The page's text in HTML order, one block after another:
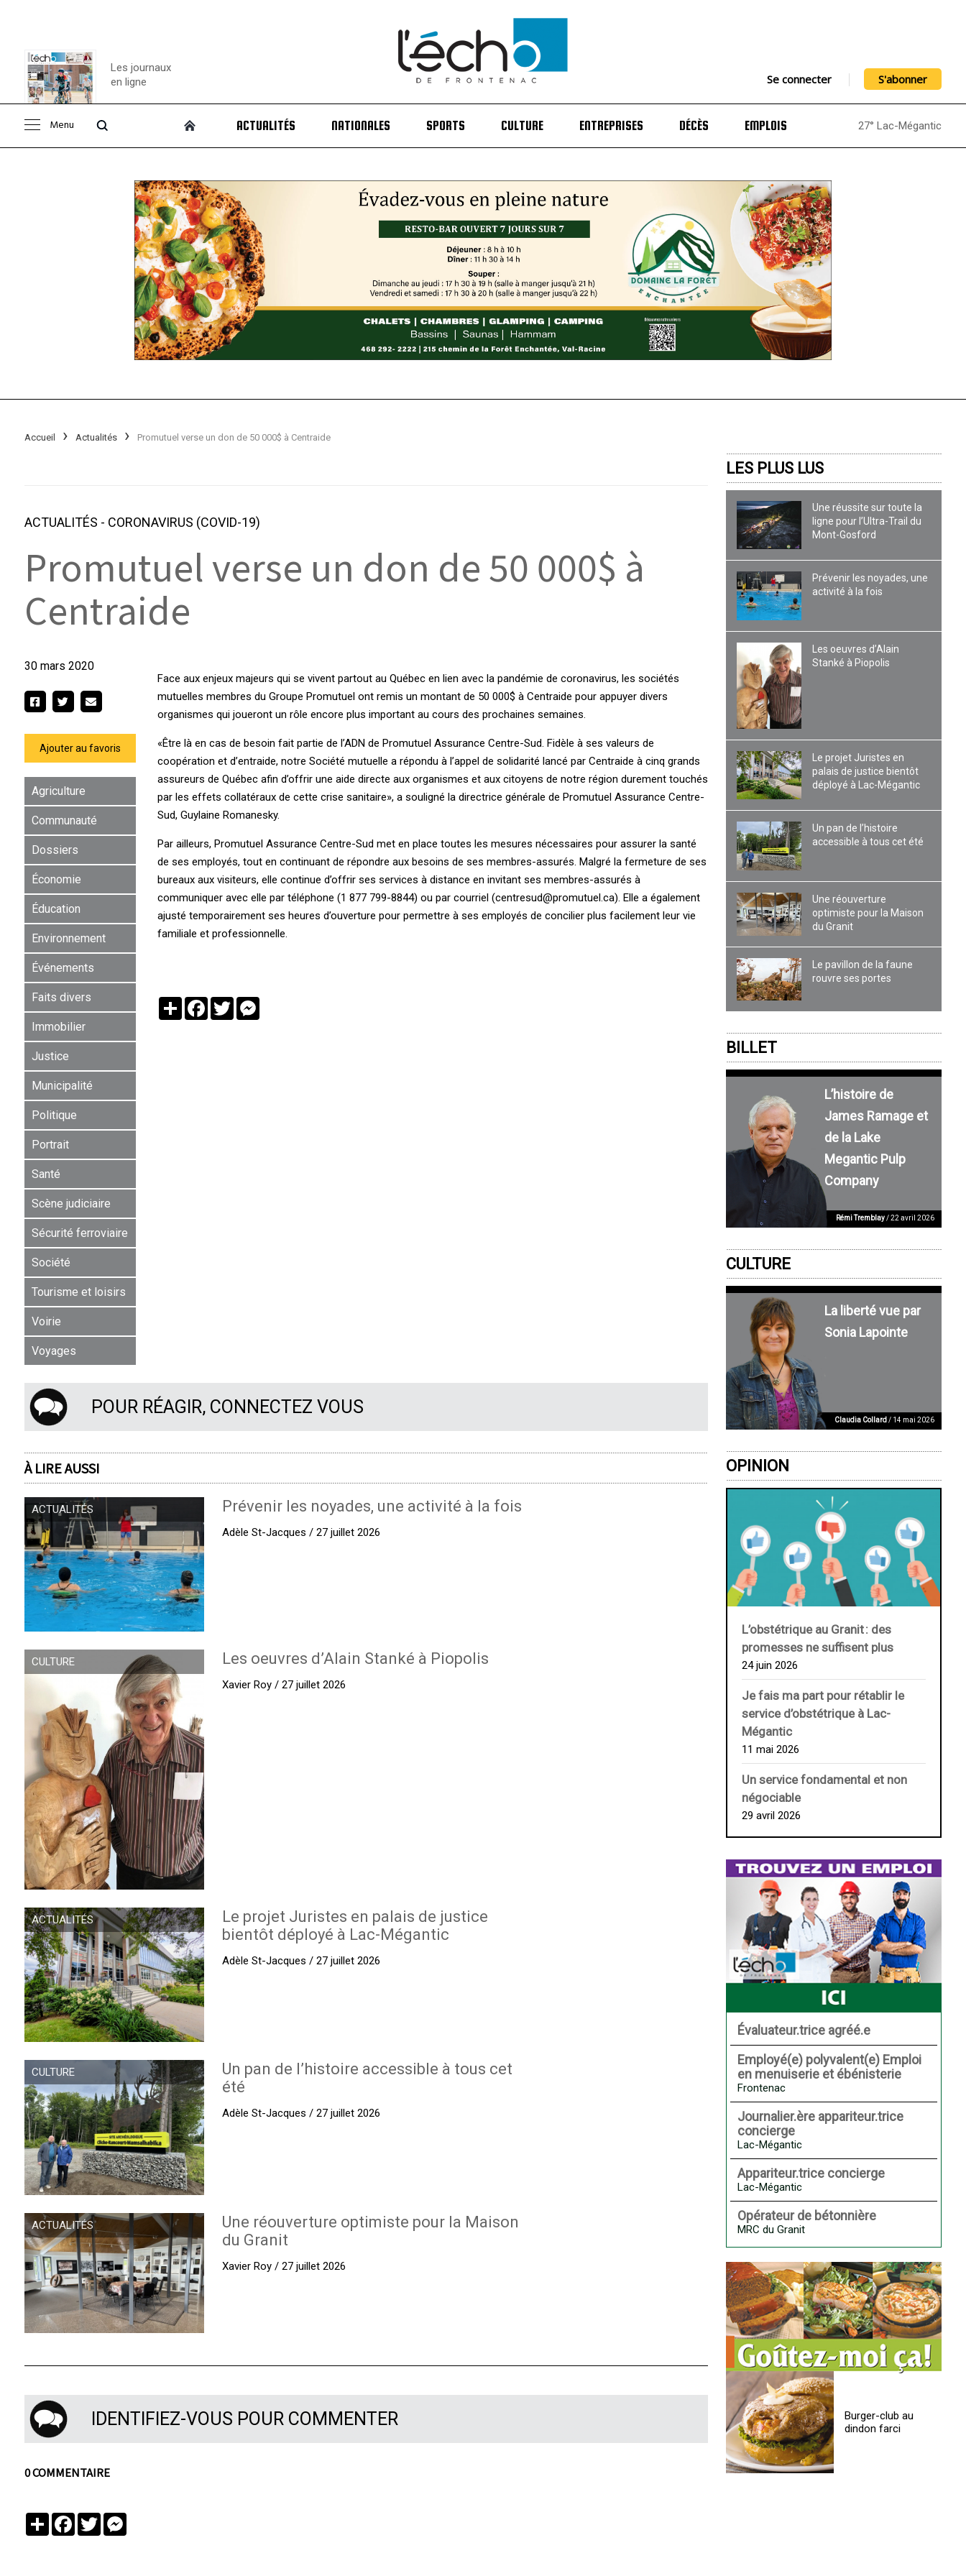
Consulter le
Les journaux
en ligne
Se connecter S'abonner
Menu ACTUALITÉS NATIONALES SPORTS CULTURE ENTREPRISES DÉCÈS EMPLOIS 27° Lac-Mégantic
Accueil Actualités Promutuel verse un don de 50 000$ à Centraide
ACTUALITÉS - CORONAVIRUS (COVID-19)
Promutuel verse un don de 50 000$ à
Centraide
30 mars 2020
Ajouter au favoris
Agriculture
Communauté
Dossiers
Économie
Éducation
Environnement
Événements
Faits divers
Immobilier
Justice
Municipalité
Politique
Portrait
Santé
Scène judiciaire
Sécurité ferroviaire
Société
Tourisme et loisirs
Voirie
Voyages
Face aux enjeux majeurs qui se vivent partout au Québec en lien avec la pandémie de coronavirus, les sociétés
mutuelles membres du Groupe Promutuel ont remis un montant de 50 000$ à Centraide pour appuyer divers
organismes qui joueront un rôle encore plus important au cours des prochaines semaines.
«Être là en cas de besoin fait partie de l’ADN de Promutuel Assurance Centre-Sud. Fidèle à ses valeurs de
coopération et d’entraide, notre Société mutuelle a répondu à l’appel de solidarité lancé par Centraide à cinq grands
assureurs de Québec afin d’offrir une aide directe aux organismes et aux citoyens de notre région durement touchés
par les effets collatéraux de cette crise sanitaire», a souligné la directrice générale de Promutuel Assurance Centre-
Sud, Guylaine Romanesky.
Par ailleurs, Promutuel Assurance Centre-Sud met en place toutes les mesures nécessaires pour assurer la santé
de ses employés, tout en continuant de répondre aux besoins de ses membres-assurés. Malgré la fermeture de ses
bureaux aux visiteurs, elle continue d’offrir ses services à distance en invitant ses membres-assurés à
communiquer avec elle par téléphone (1 877 799-8844) ou par courriel (centresud@promutuel.ca). Elle a également
ajusté temporairement ses heures d’ouverture pour permettre à ses employés de concilier plus facilement leur vie
familiale et professionnelle.
PartagerFacebook
TwitterMessenger
POUR RÉAGIR, CONNECTEZ VOUS
À LIRE AUSSI
ACTUALITÉS Prévenir les noyades, une activité à la fois
Adèle St-Jacques / 27 juillet 2026
CULTURE Les oeuvres d’Alain Stanké à Piopolis
Xavier Roy / 27 juillet 2026
ACTUALITÉS
Le projet Juristes en palais de justice
bientôt déployé à Lac-Mégantic
Adèle St-Jacques / 27 juillet 2026
CULTURE
Un pan de l’histoire accessible à tous cet
été
Adèle St-Jacques / 27 juillet 2026
ACTUALITÉS
Une réouverture optimiste pour la Maison
du Granit
Xavier Roy / 27 juillet 2026
IDENTIFIEZ-VOUS POUR COMMENTER
0 COMMENTAIRE
PartagerFacebook
TwitterMessenger
LES PLUS LUS
Une réussite sur toute la
ligne pour l’Ultra-Trail du
Mont-Gosford
Prévenir les noyades, une
activité à la fois
Les oeuvres d’Alain
Stanké à Piopolis
Le projet Juristes en
palais de justice bientôt
déployé à Lac-Mégantic
Un pan de l’histoire
accessible à tous cet été
Une réouverture
optimiste pour la Maison
du Granit
Le pavillon de la faune
rouvre ses portes
BILLET
L’histoire de
James Ramage et
de la Lake
Megantic Pulp
Company
Rémi Tremblay/ 22 avril 2026
CULTURE
La liberté vue par
Sonia Lapointe
Claudia Collard/ 14 mai 2026
OPINION
L’obstétrique au ­Granit : des
promesses ne suffisent plus
24 juin 2026
Je fais ma part pour rétablir le
service d’obstétrique à Lac-
Mégantic
11 mai 2026
Un service fondamental et non
négociable
29 avril 2026
Évaluateur.trice agréé.e
Employé(e) polyvalent(e) Emploi
en menuiserie et ébénisterie
Frontenac
Journalier.ère appariteur.trice
concierge
Lac-Mégantic
Appariteur.trice concierge
Lac-Mégantic
Opérateur de bétonnière
MRC du Granit
Burger-club au
dindon farci